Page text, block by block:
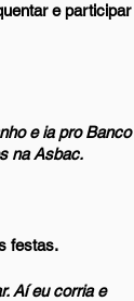
e participar
e ia pro Banco
na Asbac.
festas.
Aí eu corria e